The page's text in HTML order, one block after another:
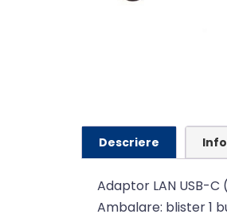
Descriere
Adaptor LAN USB-C
Ambalare: blister 1